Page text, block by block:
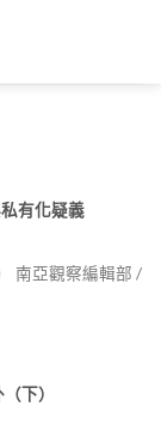
有化疑義
南亞觀察編輯部 /
下）